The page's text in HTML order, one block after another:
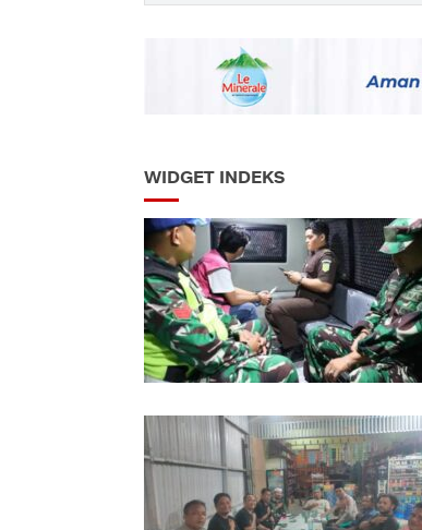
WIDGET INDEKS